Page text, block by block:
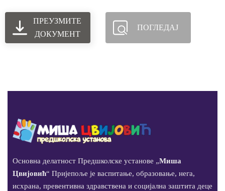
ПРЕУЗМИТЕ
ДОКУМЕНТ
ПОГЛЕДАЈ
Основна делатност Предшколске установе „Миша
Цвијовић“ Пријепоље је васпитање, образовање, нега,
исхрана, превентивна здравствена и социјална заштита деце